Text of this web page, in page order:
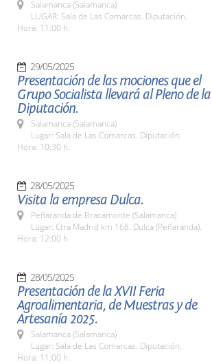
Salamanca (Salamanca)
LUGAR: Sala de Las Comarcas. Diputación.
Hora: 11:00 h.
29/05/2025
Presentación de las mociones que el
Grupo Socialista llevará al Pleno de la
Diputación.
Salamanca (Salamanca)
Lugar: Sala de Las Comarcas. Diputación.
Hora: 10:30 h.
28/05/2025
Visita la empresa Dulca.
Peñaranda de Bracamonte (Salamanca)
Lugar: Ctra Madrid km 168. Dulca (Peñaranda).
Hora: 12:00 h
28/05/2025
Presentación de la XVII Feria
Agroalimentaria, de Muestras y de
Artesanía 2025.
Salamanca (Salamanca)
Lugar: Sala de Las Comarcas. Diputación.
Hora: 11:00 h.